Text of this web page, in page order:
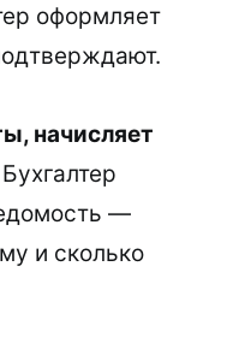
оформляет
начисляет
Бухгалтер
—
и сколько